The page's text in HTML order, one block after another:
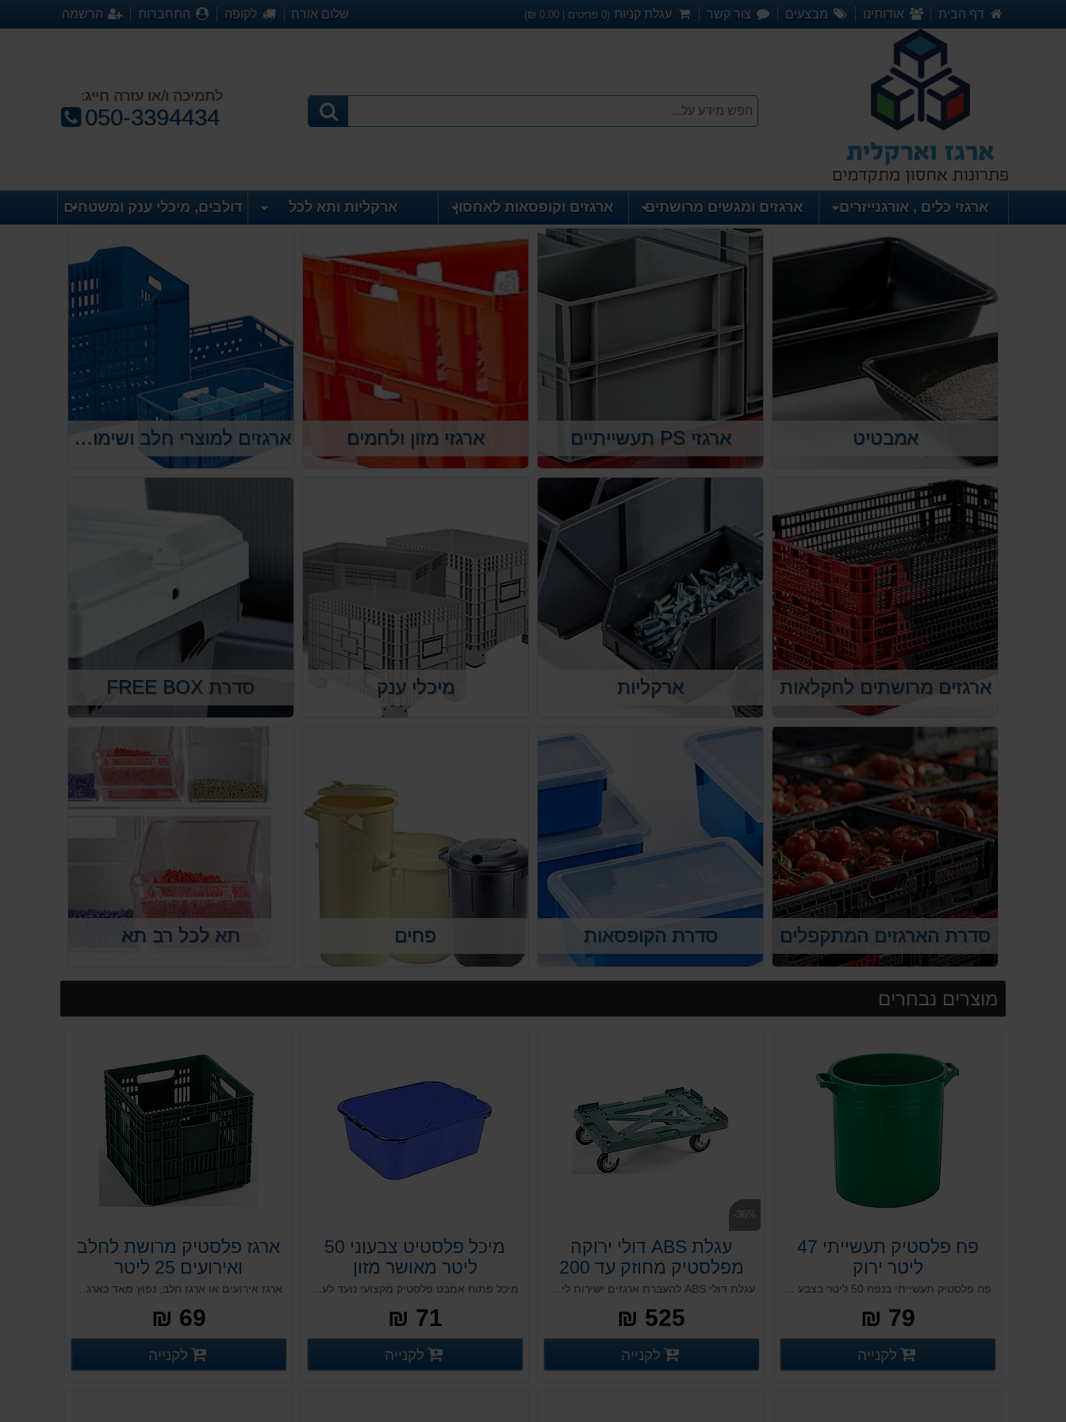
דף הבית אודותינו מבצעים צור קשר עגלת קניות (
0פריטים | 0.00
₪) שלום אורח לקופה התחברות הרשמה
לתמיכה ו/או עזרה חייג:
טלפון:
050-3394434
ארגזי כלים , אורגנייזרים ארגזים ומגשים מרושתים ארגזים וקופסאות לאחסון ארקליות ותא לכל דולבים, מיכלי ענק ומשטחים
אמבטיט ארגזי PS תעשייתיים ארגזי מזון ולחמים ארגזים למוצרי חלב ושימוש כללי
ארגזים מרושתים לחקלאות ארקליות מיכלי ענק סדרת FREE BOX
סדרת הארגזים המתקפלים סדרת הקופסאות פחים תא לכל רב תא
מוצרים נבחרים
פח פלסטיק תעשייתי 47
ליטר ירוק
79 ₪
פרטים נוספים
לקנייה
-36%
עגלת ABS דולי ירוקה
מפלסטיק מחוזק עד 200
ק"ג
525 ₪
פרטים נוספים
לקנייה
מיכל פלסטיט צבעוני 50
ליטר מאושר מזון
71 ₪
פרטים נוספים
לקנייה
ארגז פלסטיק מרושת לחלב
ואירועים 25 ליטר
69 ₪
פרטים נוספים
לקנייה